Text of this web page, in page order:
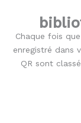
Chaque fois
enregistré dans
QR sont